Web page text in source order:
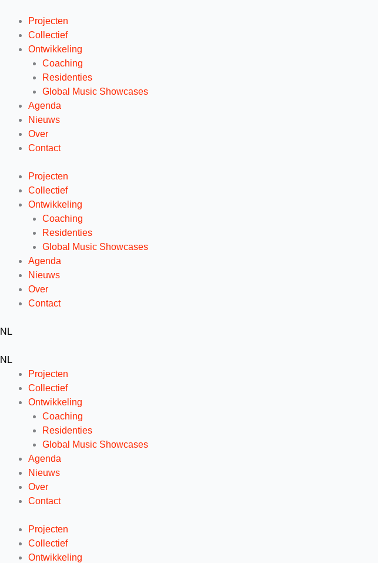
inhoud
Projecten
Collectief
Ontwikkeling
Coaching
Residenties
Global Music Showcases
Agenda
Nieuws
Over
Contact
Projecten
Collectief
Ontwikkeling
Coaching
Residenties
Global Music Showcases
Agenda
Nieuws
Over
Contact
NL
NL
Projecten
Collectief
Ontwikkeling
Coaching
Residenties
Global Music Showcases
Agenda
Nieuws
Over
Contact
Projecten
Collectief
Ontwikkeling